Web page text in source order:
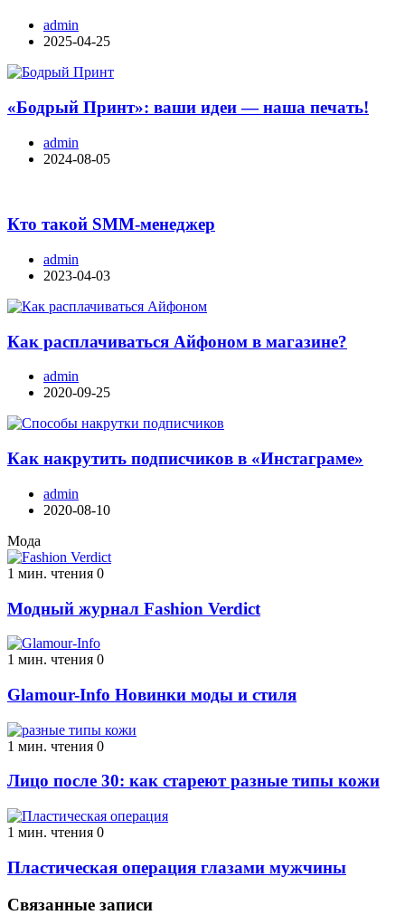
admin
2025-04-25
«Бодрый Принт»: ваши идеи — наша печать!
admin
2024-08-05
Кто такой SMM-менеджер
admin
2023-04-03
Как расплачиваться Айфоном в магазине?
admin
2020-09-25
Как накрутить подписчиков в «Инстаграме»
admin
2020-08-10
Мода
1 мин. чтения 0
Модный журнал Fashion Verdict
1 мин. чтения 0
Glamour-Info Новинки моды и стиля
1 мин. чтения 0
Лицо после 30: как стареют разные типы кожи
1 мин. чтения 0
Пластическая операция глазами мужчины
Связанные записи